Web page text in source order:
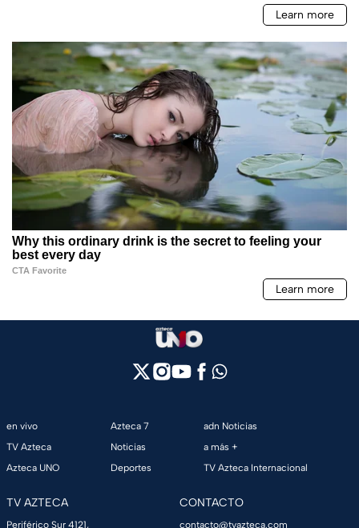
en vivo
TV Azteca
Azteca UNO
Azteca 7
Noticias
Deportes
adn Noticias
a más +
TV Azteca Internacional
TV AZTECA
Periférico Sur 4121,
CONTACTO
contacto@tvazteca.com